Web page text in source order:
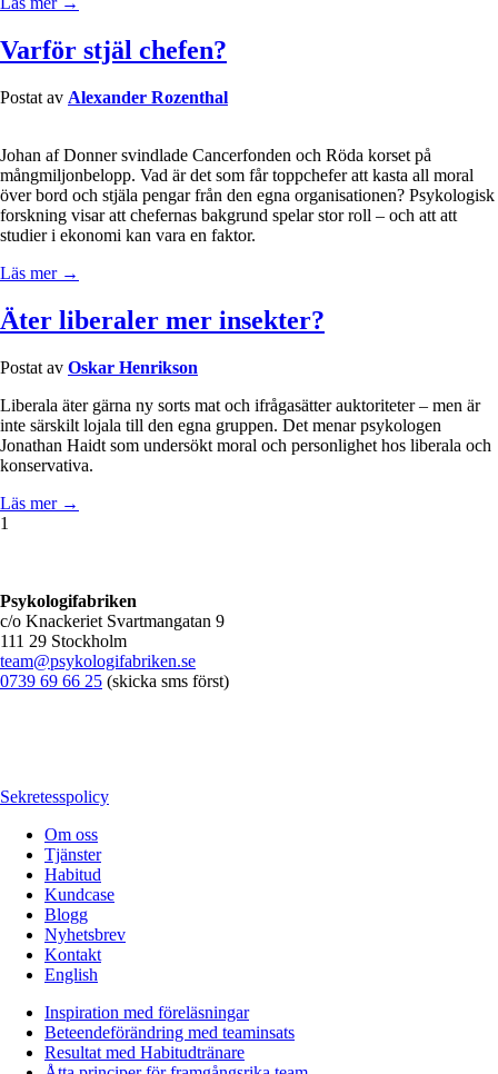
Varför stjäl chefen?
Postat av Alexander Rozenthal
Johan af Donner svindlade Cancerfonden och Röda korset på
mångmiljonbelopp. Vad är det som får toppchefer att kasta all moral
över bord och stjäla pengar från den egna organisationen? Psykologisk
forskning visar att chefernas bakgrund spelar stor roll – och att att
studier i ekonomi kan vara en faktor.
Läs mer →
Äter liberaler mer insekter?
Postat av Oskar Henrikson
Liberala äter gärna ny sorts mat och ifrågasätter auktoriteter – men är
inte särskilt lojala till den egna gruppen. Det menar psykologen
Jonathan Haidt som undersökt moral och personlighet hos liberala och
konservativa.
Läs mer →
1
Psykologifabriken
c/o Knackeriet Svartmangatan 9
111 29 Stockholm
team@psykologifabriken.se
0739 69 66 25 (skicka sms först)
Sekretesspolicy
Om oss
Tjänster
Habitud
Kundcase
Blogg
Nyhetsbrev
Kontakt
English
Inspiration med föreläsningar
Beteendeförändring med teaminsats
Resultat med Habitudtränare